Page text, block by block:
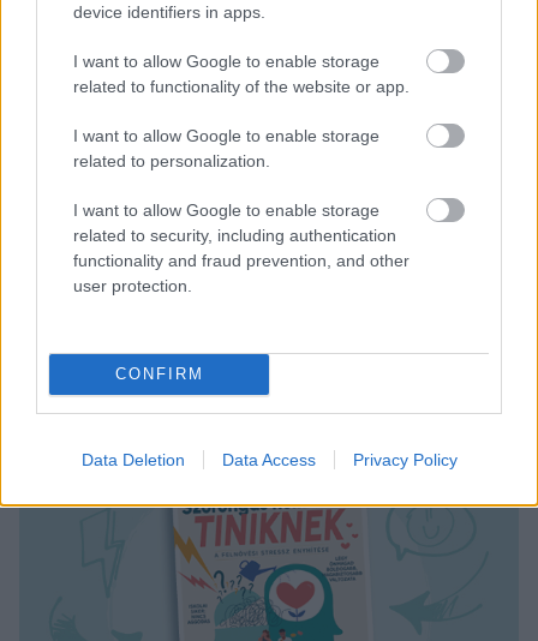
device identifiers in apps.
I want to allow Google to enable storage
related to functionality of the website or app.
I want to allow Google to enable storage
related to personalization.
I want to allow Google to enable storage
related to security, including authentication
functionality and fraud prevention, and other
user protection.
CONFIRM
Data Deletion Data Access Privacy Policy
+ 4